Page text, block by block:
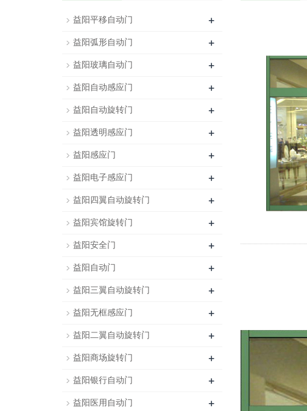
益阳平移自动门 +
益阳弧形自动门 +
益阳玻璃自动门 +
益阳自动感应门 +
益阳自动旋转门 +
益阳透明感应门 +
益阳感应门 +
益阳电子感应门 +
益阳四翼自动旋转门 +
益阳宾馆旋转门 +
益阳安全门 +
益阳自动门 +
益阳三翼自动旋转门 +
益阳无框感应门 +
益阳二翼自动旋转门 +
益阳商场旋转门 +
益阳银行自动门 +
益阳医用自动门 +